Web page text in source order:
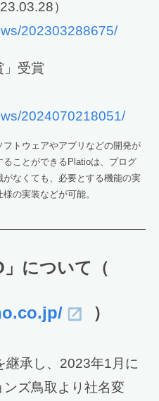
）
202303288675/
」受賞
2024070218051/
トウェアやアプリなどの開発が
ことができるPlatioは、プログ
なくても、必要とする機能の実
の実装などが可能。
」について
（
）
継承し、2023年1月に
ズ鳥取より社名変